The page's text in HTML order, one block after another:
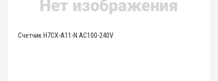
Счетчик H7CX-A11-N AC100-240V